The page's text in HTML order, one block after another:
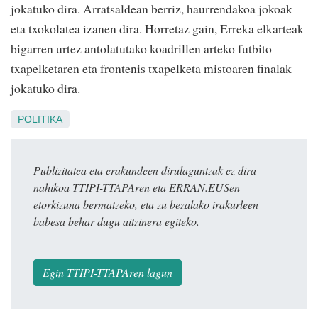
jokatuko dira. Arratsaldean berriz, haurrendakoa jokoak
eta txokolatea izanen dira. Horretaz gain, Erreka elkarteak
bigarren urtez antolatutako koadrillen arteko futbito
txapelketaren eta frontenis txapelketa mistoaren finalak
jokatuko dira.
POLITIKA
Publizitatea eta erakundeen dirulaguntzak ez dira
nahikoa TTIPI-TTAPAren eta ERRAN.EUSen
etorkizuna bermatzeko, eta zu bezalako irakurleen
babesa behar dugu aitzinera egiteko.
Egin TTIPI-TTAPAren lagun